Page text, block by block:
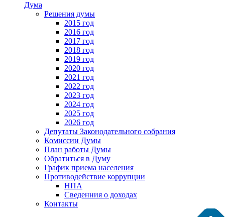
Дума
Решения думы
2015 год
2016 год
2017 год
2018 год
2019 год
2020 год
2021 год
2022 год
2023 год
2024 год
2025 год
2026 год
Депутаты Законодательного собрания
Комиссии Думы
План работы Думы
Обратиться в Думу
График приема населения
Противодействие коррупции
НПА
Сведенния о доходах
Контакты